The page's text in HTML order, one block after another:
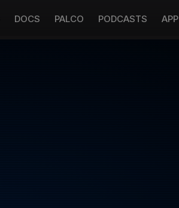
DOCS PALCO PODCASTS APP